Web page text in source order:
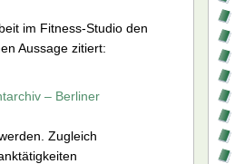
im Fitness-Studio den
Aussage zitiert:
– Berliner
Zugleich